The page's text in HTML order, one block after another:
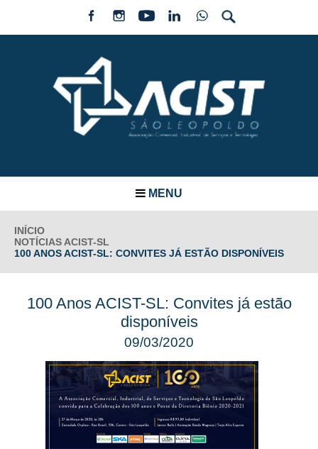
MENU
INÍCIO
NOTÍCIAS ACIST-SL
100 ANOS ACIST-SL: CONVITES JÁ ESTÃO DISPONÍVEIS
100 Anos ACIST-SL: Convites já estão
disponíveis
09/03/2020